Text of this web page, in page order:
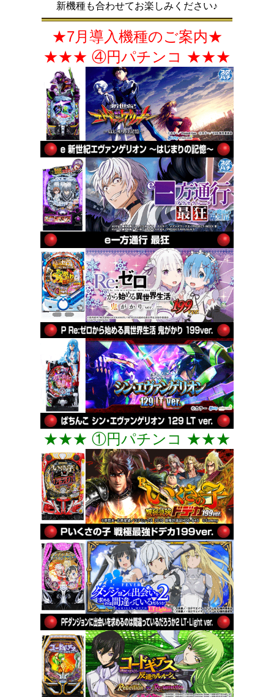
新機種も合わせてお楽しみください♪
★7月導入機種のご案内★
★★★ ④円パチンコ ★★★
★★★ ①円パチンコ ★★★